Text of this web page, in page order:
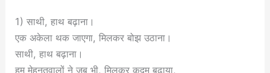
1) साथी, हाथ बढ़ाना।
एक अकेला थक जाएगा, मिलकर बोझ उठाना।
साथी, हाथ बढ़ाना।
हम मेहनतवालों ने जब भी, मिलकर कदम बढ़ाया,